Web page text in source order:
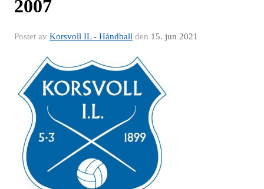
2007
Postet av Korsvoll IL - Håndball den 15. jun 2021